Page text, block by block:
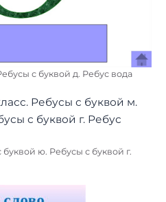
с буквой д. Ребус вода
ю. Ребусы с буквой г.